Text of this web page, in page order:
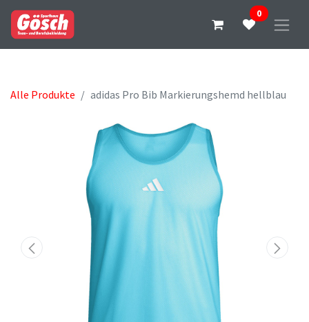
0
Alle Produkte adidas Pro Bib Markierungshemd hellblau